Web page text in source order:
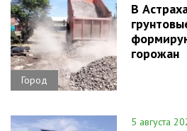
Город
В
горожан
5 августа